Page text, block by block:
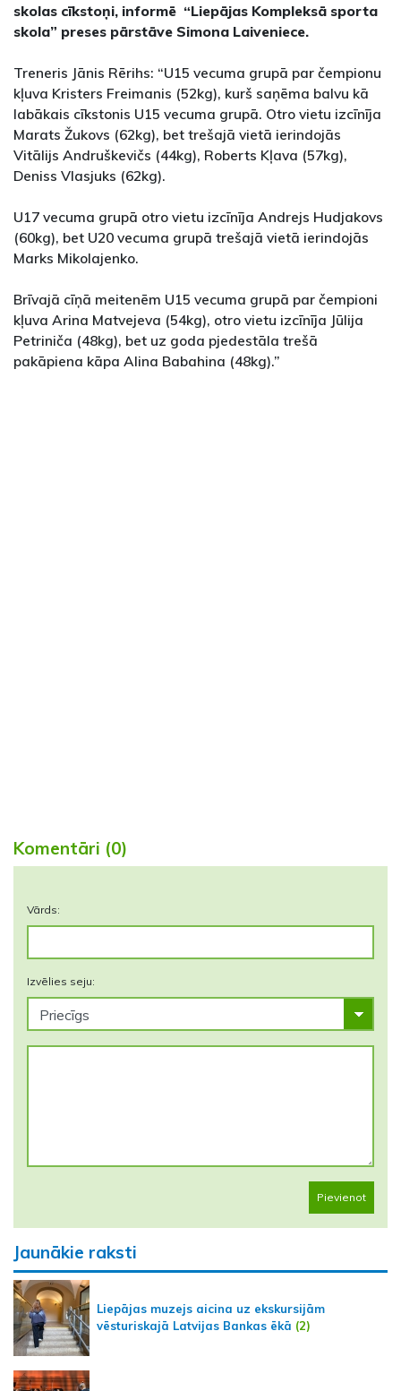
skolas cīkstoņi, informē “Liepājas Kompleksā sporta
skola” preses pārstāve Simona Laiveniece.
Treneris Jānis Rērihs: “U15 vecuma grupā par čempionu
kļuva Kristers Freimanis (52kg), kurš saņēma balvu kā
labākais cīkstonis U15 vecuma grupā. Otro vietu izcīnīja
Marats Žukovs (62kg), bet trešajā vietā ierindojās
Vitālijs Andruškevičs (44kg), Roberts Kļava (57kg),
Deniss Vlasjuks (62kg).
U17 vecuma grupā otro vietu izcīnīja Andrejs Hudjakovs
(60kg), bet U20 vecuma grupā trešajā vietā ierindojās
Marks Mikolajenko.
Brīvajā cīņā meitenēm U15 vecuma grupā par čempioni
kļuva Arina Matvejeva (54kg), otro vietu izcīnīja Jūlija
Petriniča (48kg), bet uz goda pjedestāla trešā
pakāpiena kāpa Alina Babahina (48kg).”
Komentāri (0)
Vārds:
Izvēlies seju:
Pievienot
Jaunākie raksti
Liepājas muzejs aicina uz ekskursijām
vēsturiskajā Latvijas Bankas ēkā (2)